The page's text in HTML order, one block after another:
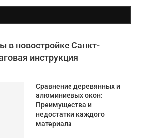
в новостройке Санкт-
инструкция
Сравнение деревянных и
алюминиевых окон:
Преимущества и
недостатки каждого
материала